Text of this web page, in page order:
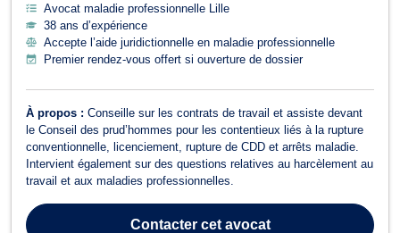
Avocat maladie professionnelle Lille
38 ans d’expérience
Accepte l’aide juridictionnelle en maladie professionnelle
Premier rendez-vous offert si ouverture de dossier
À propos : Conseille sur les contrats de travail et assiste devant
le Conseil des prud’hommes pour les contentieux liés à la rupture
conventionnelle, licenciement, rupture de CDD et arrêts maladie.
Intervient également sur des questions relatives au harcèlement au
travail et aux maladies professionnelles.
Contactercet avocat